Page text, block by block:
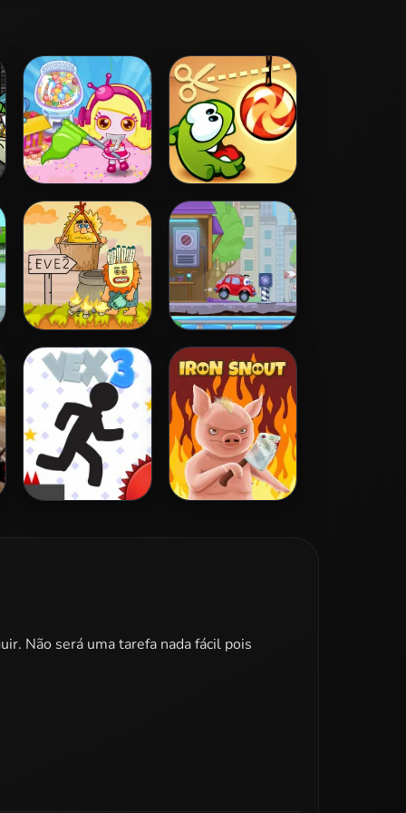
Bomb It 5 Cut the Rope
Adam and Eve 2 Wheely 4 - Time
Travel
Não será uma tarefa nada fácil pois